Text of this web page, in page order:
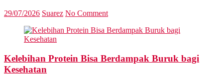
29/07/2026 Suarez No Comment
Kelebihan Protein Bisa Berdampak Buruk bagi
Kesehatan